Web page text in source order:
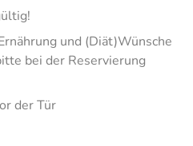
und (Diät)Wünsche
bei der Reservierung
der Tür